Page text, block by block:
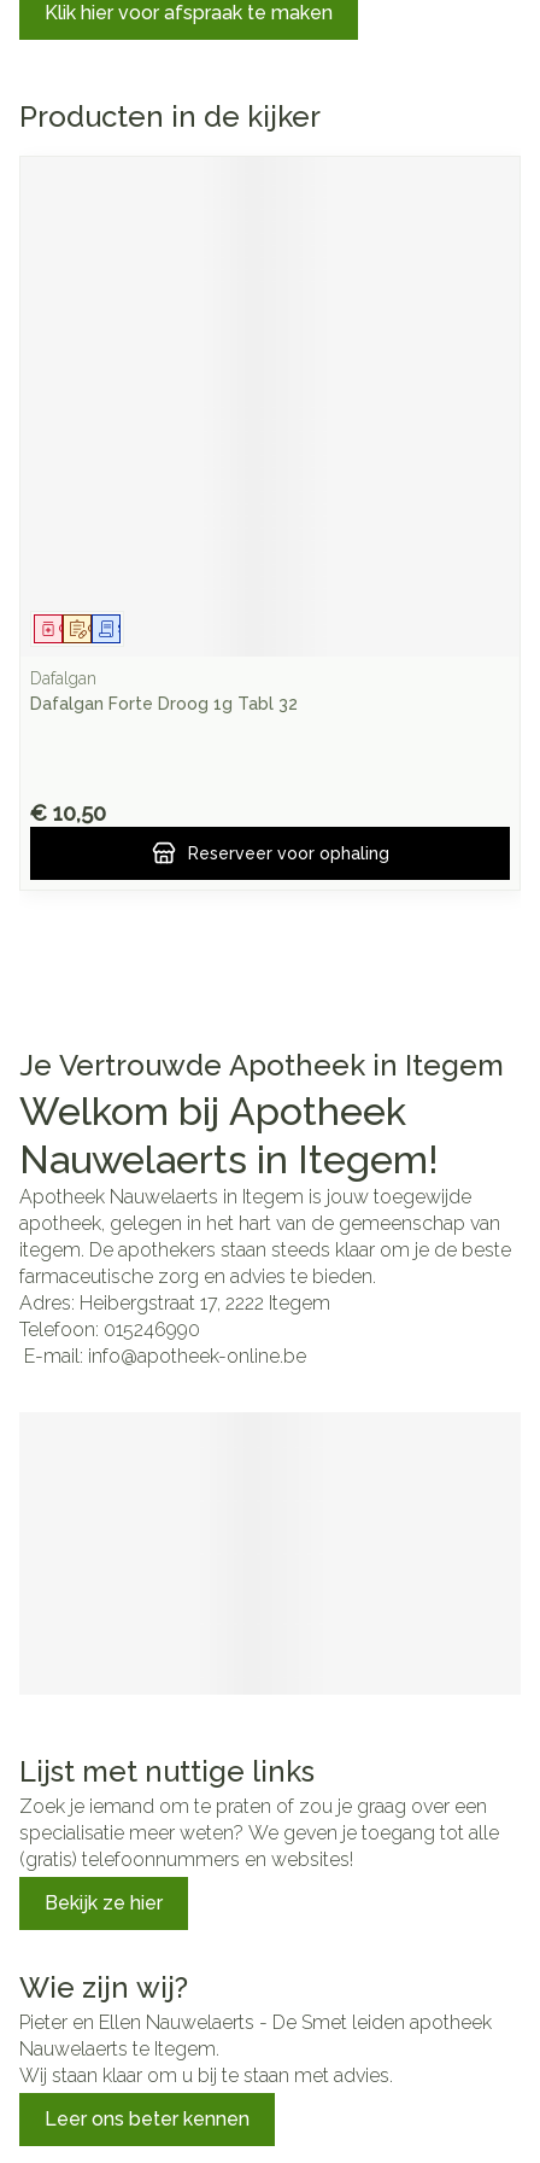
Klik hier voor afspraak te maken
Producten in de kijker
Op voorschrift
GeneesmiddelSchriftelijke aanvraag
Dafalgan
Dafalgan Forte Droog 1g Tabl 32
€ 10,50
Reserveervoor ophaling
Je Vertrouwde Apotheek in Itegem
Welkom bij Apotheek
Nauwelaerts in Itegem!
Apotheek Nauwelaerts in Itegem is jouw toegewijde
apotheek, gelegen in het hart van de gemeenschap van
itegem. De apothekers staan steeds klaar om je de beste
farmaceutische zorg en advies te bieden.
Adres: Heibergstraat 17, 2222 Itegem
Telefoon: 015246990
E-mail: info@apotheek-online.be
Lijst met nuttige links
Zoek je iemand om te praten of zou je graag over een
specialisatie meer weten? We geven je toegang tot alle
(gratis) telefoonnummers en websites!
Bekijk ze hier
Wie zijn wij?
Pieter en Ellen Nauwelaerts - De Smet leiden apotheek
Nauwelaerts te Itegem.
Wij staan klaar om u bij te staan met advies.
Leer ons beter kennen